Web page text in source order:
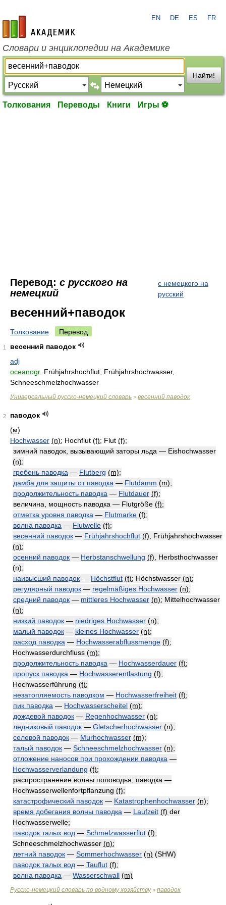
academic.ru
EN DE ES FR
Словари и энциклопедии на Академике
Найти!
Толкования Переводы Книги Игры ⚽
Перевод: с русского на
немецкий
с немецкого на
русский
весенний+паводок
Толкование Перевод
1
весенний паводок
adj
oceanogr. Frühjahrshochflut, Frühjahrshochwasser,
Schneeschmelzhochwasser
Универсальный русско-немецкий словарь > весенний паводок
2
паводок
(м)
Hochwasser (n); Hochflut (f); Flut (f);
зимний паводок, вызывающий заторы льда — Eishochwasser
(n);
гребень паводка — Flutberg (m);
дамба для защиты от паводка — Flutdamm (m);
продолжительность паводка — Flutdauer (f);
величина, мощность паводка — Flutgröße (f);
отметка уровня паводка — Flutmarke (f);
волна паводка — Flutwelle (f);
весенний паводок — Frühjahrshochflut (f) , Frühjahrshochwasser
(n);
осенний паводок — Herbstanschwellung (f) , Herbsthochwasser
(n);
наивысший паводок — Höchstflut (f); Höchstwasser (n);
регулярный паводок — regelmäßiges Hochwasser (n);
средний паводок — mittleres Hochwasser (n); Mittelhochwasser
(n);
низкий паводок — niedriges Hochwasser (n);
малый паводок — kleines Hochwasser (n);
расход паводка — Hochwasserabflussmenge (f);
Hochwasserdurchfluss (m);
продолжительность паводка — Hochwasserdauer (f);
пропуск паводка — Hochwasserentlastung (f);
Hochwasserführung (f);
незатопляемость паводком — Hochwasserfreiheit (f);
пик паводка — Hochwasserscheitel (m);
дождевой паводок — Regenhochwasser (n);
ледниковый паводок — Gletscherhochwasser (n);
селевой паводок — Murhochwasser (m);
талый паводок — Schneeschmelzhochwasser (n);
отложение наносов при прохождении паводка —
Hochwasserverlandung (f);
распространение волны половодья, паводка —
Hochwasserwellenfortpflanzung (f);
катастрофический паводок — Katastrophenhochwasser (n);
время добегания волны паводка — Laufzeit (f) der
Hochwasserwelle;
паводок талых вод — Schmelzwasserflut (f);
Schneeschmelzhochwasser (n);
летний паводок — Sommerhochwasser (n) (SHW)
паводок талых вод — Tauflut (f);
волна паводка — Wasserschwall (m)
Русско-немецкий словарь по водному хозяйству> паводок